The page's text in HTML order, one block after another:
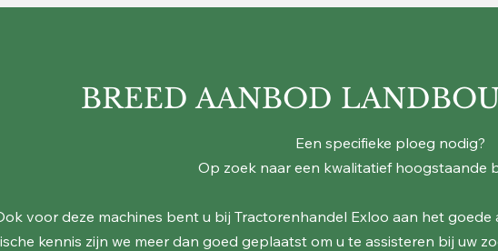
BREED AANBOD
Een specifieke ploeg nodig?
Op zoek naar een kwalitatief hoogstaande
voor deze machines bent u bij Tractorenhandel Exloo aan het
kennis zijn we meer dan goed geplaatst om u te assisteren bij uw